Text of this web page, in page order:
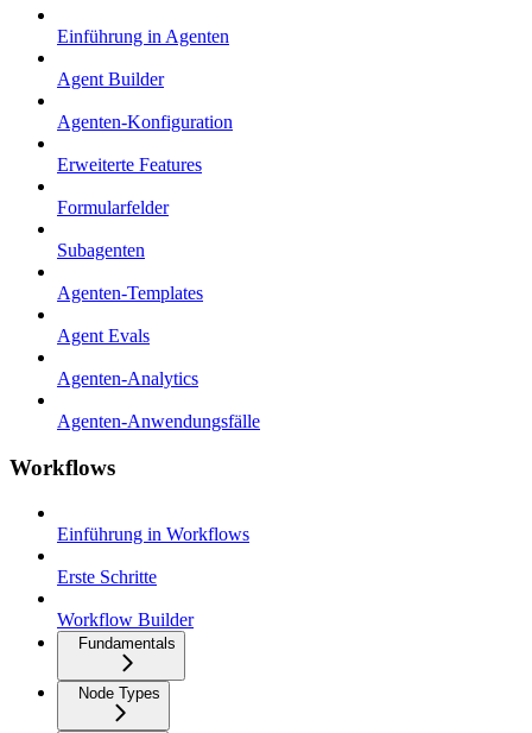
Einführung in Agenten
Agent Builder
Agenten-Konfiguration
Erweiterte Features
Formularfelder
Subagenten
Agenten-Templates
Agent Evals
Agenten-Analytics
Agenten-Anwendungsfälle
Workflows
Einführung in Workflows
Erste Schritte
Workflow Builder
Fundamentals
Node Types